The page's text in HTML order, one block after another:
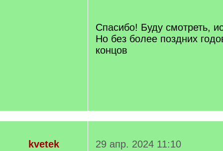
Спасибо! Буду смотреть,
Но без более поздних
концов
kvetek 29 апр. 2024 11:10